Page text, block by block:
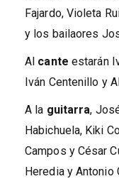
Fajardo, Violeta
y los bailaores
Al cante estarán
Iván Centenillo y
A la guitarra,
Habichuela, Kiki
Campos y César
Heredia y Antonio